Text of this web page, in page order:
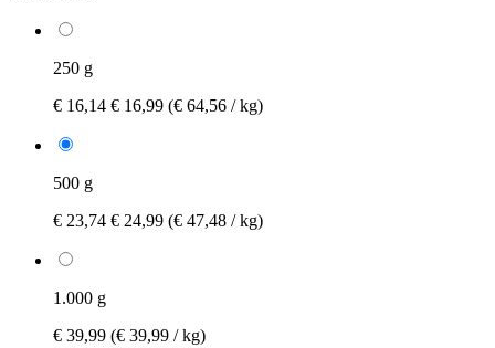
250 g
€ 16,14 € 16,99 (€ 64,56 / kg)
500 g
€ 23,74 € 24,99 (€ 47,48 / kg)
1.000 g
€ 39,99 (€ 39,99 / kg)